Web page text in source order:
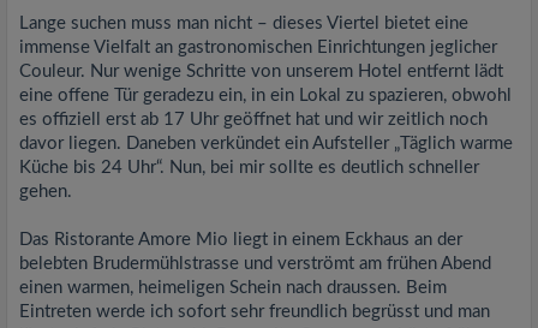
Lange suchen muss man nicht – dieses Viertel bietet eine
immense Vielfalt an gastronomischen Einrichtungen jeglicher
Couleur. Nur wenige Schritte von unserem Hotel entfernt lädt
eine offene Tür geradezu ein, in ein Lokal zu spazieren, obwohl
es offiziell erst ab 17 Uhr geöffnet hat und wir zeitlich noch
davor liegen. Daneben verkündet ein Aufsteller „Täglich warme
Küche bis 24 Uhr“. Nun, bei mir sollte es deutlich schneller
gehen.
Das Ristorante Amore Mio liegt in einem Eckhaus an der
belebten Brudermühlstrasse und verströmt am frühen Abend
einen warmen, heimeligen Schein nach draussen. Beim
Eintreten werde ich sofort sehr freundlich begrüsst und man